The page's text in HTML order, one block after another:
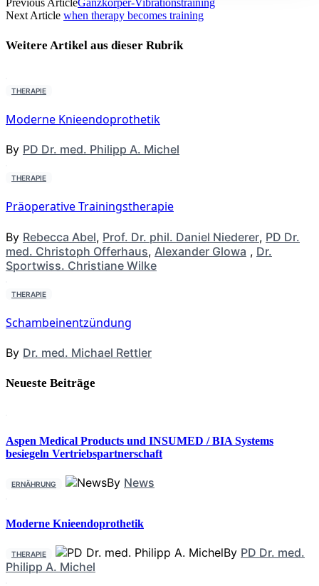
Previous ArticleGanzkörper-Vibrationstraining
Next Article when therapy becomes training
Weitere Artikel aus dieser Rubrik
THERAPIE
Moderne Knieendoprothetik
By PD Dr. med. Philipp A. Michel
THERAPIE
Präoperative Trainingstherapie
By Rebecca Abel, Prof. Dr. phil. Daniel Niederer, PD Dr.
med. Christoph Offerhaus, Alexander Glowa , Dr.
Sportwiss. Christiane Wilke
THERAPIE
Schambeinentzündung
By Dr. med. Michael Rettler
Neueste Beiträge
Aspen Medical Products und INSUMED / BIA Systems
besiegeln Vertriebspartnerschaft
ERNÄHRUNG By News
Moderne Knieendoprothetik
THERAPIE By PD Dr. med.
Philipp A. Michel